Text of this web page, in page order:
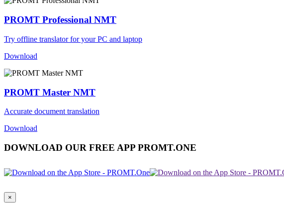
PROMT Professional NMT
Try offline translator for your PC and laptop
Download
PROMT Master NMT
Accurate document translation
Download
DOWNLOAD OUR FREE APP PROMT.ONE
×